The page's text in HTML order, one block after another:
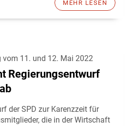
MEHR LESEN
vom 11. und 12. Mai 2022
Regierungsentwurf
der SPD zur Karenzzeit für
die in der Wirtschaft